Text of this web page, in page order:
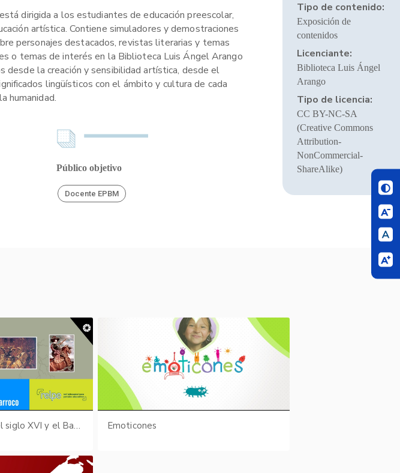
dirigida a los estudiantes de educación preescolar,
artística. Contiene simuladores y demostraciones
personajes destacados, revistas literarias y temas
o temas de interés en la Biblioteca Luis Ángel Arango
desde la creación y sensibilidad artística, desde el
lingüísticos con el ámbito y cultura de cada
humanidad.
Público objetivo
Docente EPBM
Tipo de contenido:
Exposición de
contenidos
Licenciante:
Biblioteca Luis Ángel
Arango
Tipo de licencia:
CC BY-NC-SA
(Creative Commons
Attribution-
NonCommercial-
ShareAlike)
Kairos - La España del siglo XVI y el Barroco Emoticones